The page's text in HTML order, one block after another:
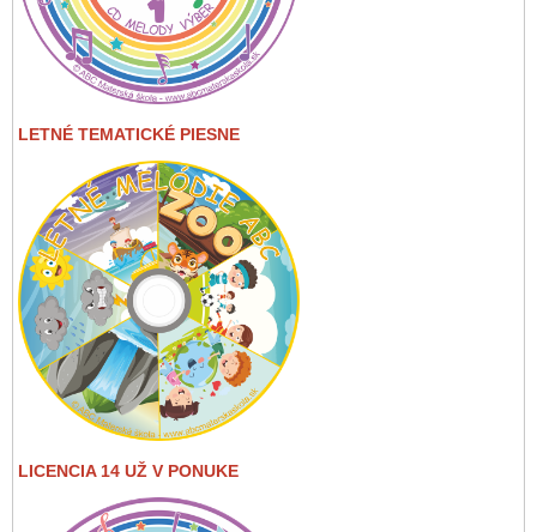
LETNÉ TEMATICKÉ PIESNE
LICENCIA 14 UŽ V PONUKE